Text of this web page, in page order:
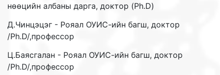
нөөцийн албаны дарга, доктор (Ph.D)
Д.Чинцэцэг - Рояал ОУИС-ийн багш, доктор
/Ph.D/,профессор
Ц.Баясгалан - Рояал ОУИС-ийн багш, доктор
/Ph.D/,профессор